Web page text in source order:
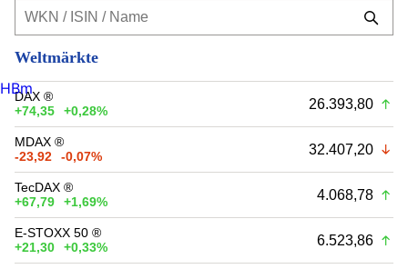
Weltmärkte
DAX ®
+74,35
+0,28% 26.393,80
MDAX ®
-23,92
-0,07% 32.407,20
TecDAX ®
+67,79
+1,69% 4.068,78
E-STOXX 50 ®
+21,30
+0,33% 6.523,86
HBm